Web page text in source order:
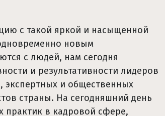
с такой яркой и насыщенной
новым
с людей, нам сегодня
и результативности лидеров
экспертных и общественных
страны. На сегодняшний день
практик в кадровой сфере,